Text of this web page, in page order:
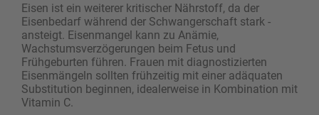
Eisen ist ein weiterer kritischer Nährstoff, da der
Eisenbedarf während der Schwangerschaft stark ­
ansteigt. Eisenmangel kann zu Anämie,
Wachstumsverzögerungen beim Fetus und
Frühgeburten führen. Frauen mit diagnostizierten
Eisenmängeln sollten frühzeitig mit einer adäquaten
Substitution ­beginnen, idealerweise in Kombination mit
Vitamin C.